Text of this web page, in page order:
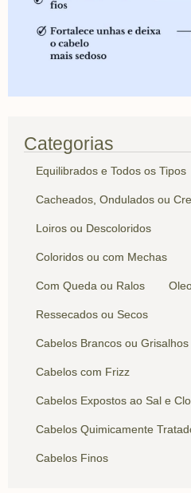
Categorias
Equilibrados e Todos os Tipos
Cacheados, Ondulados ou
Loiros ou Descoloridos
Coloridos ou com Mechas
Com Queda ou Ralos
Ressecados ou Secos
Cabelos Brancos ou Grisalhos
Cabelos com Frizz
Cabelos Expostos ao Sal e
Cabelos Quimicamente
Cabelos Finos